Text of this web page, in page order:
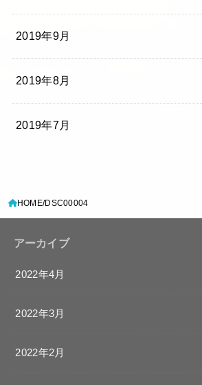
2019年9月
2019年8月
2019年7月
HOME DSC00004
アーカイブ
2022年4月
2022年3月
2022年2月